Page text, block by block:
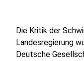
Die Kritik der
Landesregierung
Deutsche